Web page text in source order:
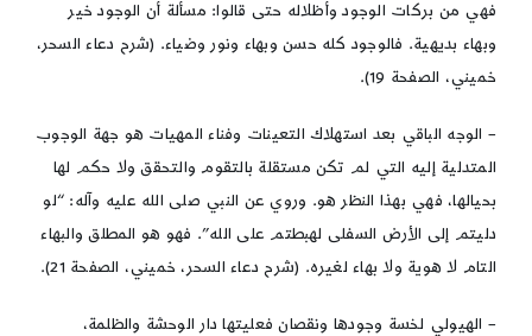
فهي من بركات الوجود وأظلاله حتى قالوا: مسألة أن الوجود خير
وبهاء بديهية. فالوجود كله حسن وبهاء ونور وضياء. (شرح دعاء السحر،
خميني، الصفحة 19).
– الوجه الباقي بعد استهلاك التعينات وفناء المهيات هو جهة الوجوب
المتدلية إليه التي لم تكن مستقلة بالتقوم والتحقق ولا حكم لها
بحيالها، فهي بهذا النظر هو. وروي عن النبي صلى الله عليه وآله: “لو
دليتم إلى الأرض السفلى لهبطتم على الله”. فهو هو المطلق والبهاء
التام لا هوية ولا بهاء لغيره. (شرح دعاء السحر، خميني، الصفحة 21).
– الهيولي لخسة وجودها ونقصان فعليتها دار الوحشة والظلمة،